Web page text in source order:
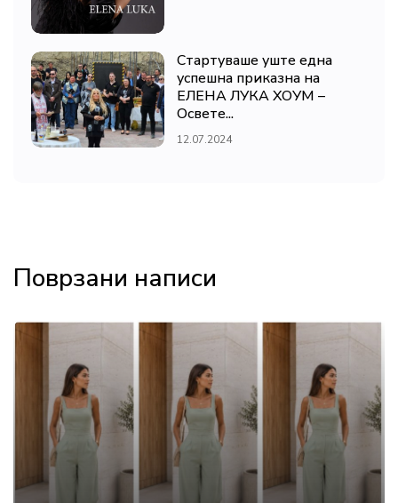
Стартуваше уште една
успешна приказна на
ЕЛЕНА ЛУКА ХОУМ –
Освете...
12.07.2024
Поврзани написи